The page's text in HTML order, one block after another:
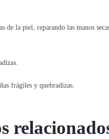
de la piel, reparando las manos
frágiles y quebradizas.